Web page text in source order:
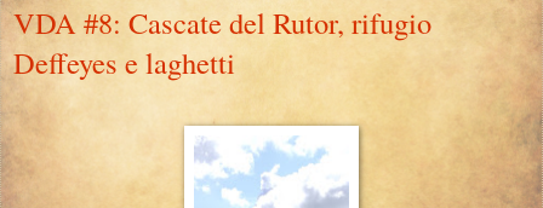
VDA #8: Cascate del Rutor, rifugio
Deffeyes e laghetti